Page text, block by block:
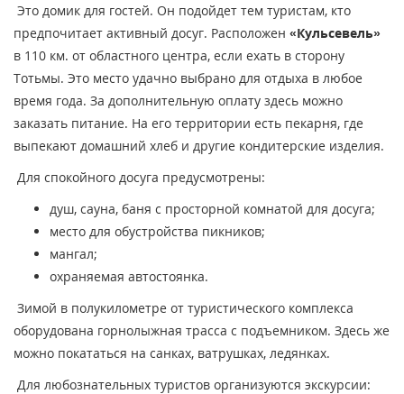
Это домик для гостей. Он подойдет тем туристам, кто
предпочитает активный досуг. Расположен «Кульсевель»
в 110 км. от областного центра, если ехать в сторону
Тотьмы. Это место удачно выбрано для отдыха в любое
время года. За дополнительную оплату здесь можно
заказать питание. На его территории есть пекарня, где
выпекают домашний хлеб и другие кондитерские изделия.
Для спокойного досуга предусмотрены:
душ, сауна, баня с просторной комнатой для досуга;
место для обустройства пикников;
мангал;
охраняемая автостоянка.
Зимой в полукилометре от туристического комплекса
оборудована горнолыжная трасса с подъемником. Здесь же
можно покататься на санках, ватрушках, ледянках.
Для любознательных туристов организуются экскурсии: